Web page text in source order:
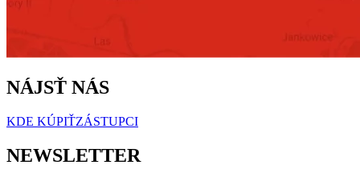
NÁJSŤ NÁS
KDE KÚPIŤZÁSTUPCI
NEWSLETTER